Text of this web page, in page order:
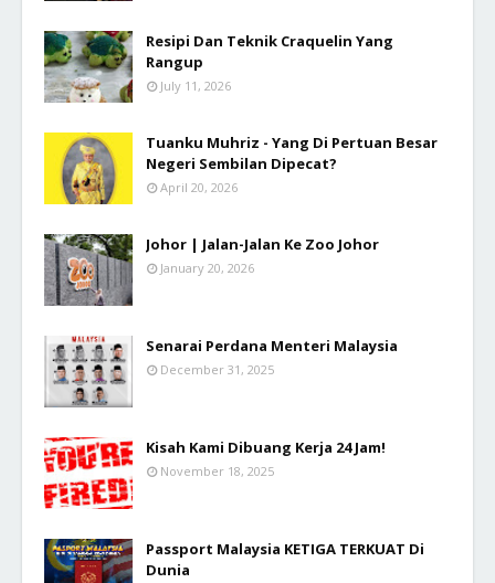
Resipi Dan Teknik Craquelin Yang
Rangup
July 11, 2026
Tuanku Muhriz - Yang Di Pertuan Besar
Negeri Sembilan Dipecat?
April 20, 2026
Johor | Jalan-Jalan Ke Zoo Johor
January 20, 2026
Senarai Perdana Menteri Malaysia
December 31, 2025
Kisah Kami Dibuang Kerja 24 Jam!
November 18, 2025
Passport Malaysia KETIGA TERKUAT Di
Dunia